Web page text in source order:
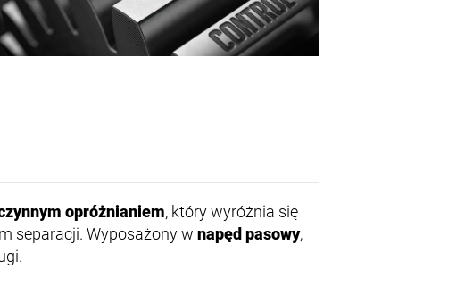
opróżnianiem, który wyróżnia się
separacji. Wyposażony w napęd pasowy,